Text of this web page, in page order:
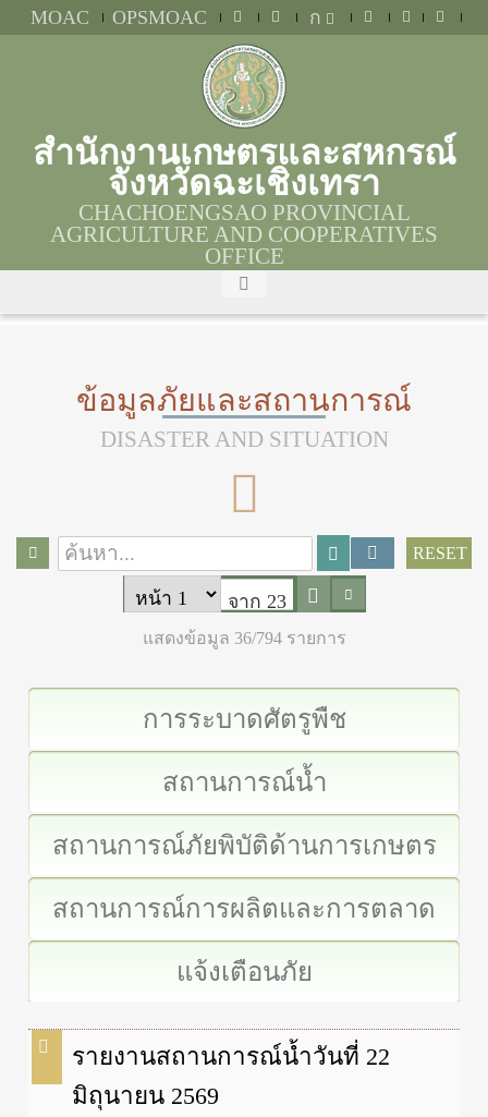
MOAC OPSMOAC ก
สำนักงานเกษตรและสหกรณ์
จังหวัดฉะเชิงเทรา
CHACHOENGSAO PROVINCIAL
AGRICULTURE AND COOPERATIVES
OFFICE
ข้อมูลภัยและสถานการณ์
DISASTER AND SITUATION
RESET
จาก 23
แสดงข้อมูล 36/794 รายการ
การระบาดศัตรูพืช
สถานการณ์น้ำ
สถานการณ์ภัยพิบัติด้านการเกษตร
สถานการณ์การผลิตและการตลาด
แจ้งเตือนภัย
รายงานสถานการณ์น้ำวันที่ 22
มิถุนายน 2569